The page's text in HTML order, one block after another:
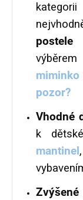
kategorii
postele
výběrem
pozor?
Vhodné
k
mantinel
Zvýšené